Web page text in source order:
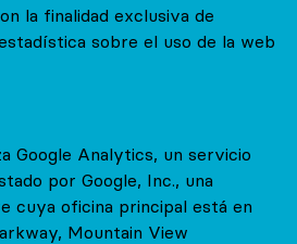
la finalidad exclusiva de
sobre el uso de la web
Google Analytics, un servicio
por Google, Inc., una
cuya oficina principal está en
Mountain View